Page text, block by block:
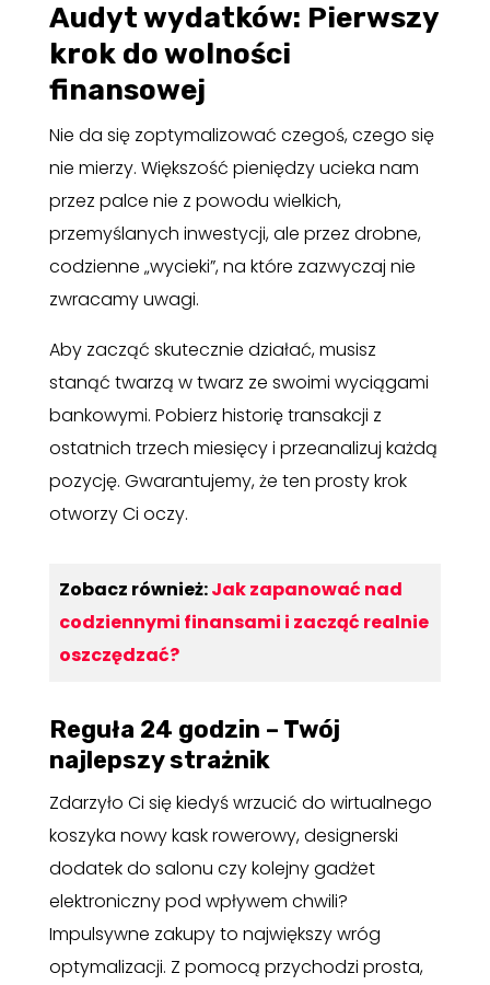
Audyt wydatków: Pierwszy
krok do wolności
finansowej
Nie da się zoptymalizować czegoś, czego się
nie mierzy. Większość pieniędzy ucieka nam
przez palce nie z powodu wielkich,
przemyślanych inwestycji, ale przez drobne,
codzienne „wycieki”, na które zazwyczaj nie
zwracamy uwagi.
Aby zacząć skutecznie działać, musisz
stanąć twarzą w twarz ze swoimi wyciągami
bankowymi. Pobierz historię transakcji z
ostatnich trzech miesięcy i przeanalizuj każdą
pozycję. Gwarantujemy, że ten prosty krok
otworzy Ci oczy.
Zobacz również:Jak zapanować nad
codziennymi finansami i zacząć realnie
oszczędzać?
Reguła 24 godzin – Twój
najlepszy strażnik
Zdarzyło Ci się kiedyś wrzucić do wirtualnego
koszyka nowy kask rowerowy, designerski
dodatek do salonu czy kolejny gadżet
elektroniczny pod wpływem chwili?
Impulsywne zakupy to największy wróg
optymalizacji. Z pomocą przychodzi prosta,